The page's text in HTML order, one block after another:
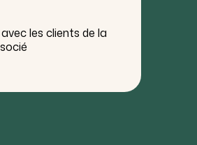
les clients de la